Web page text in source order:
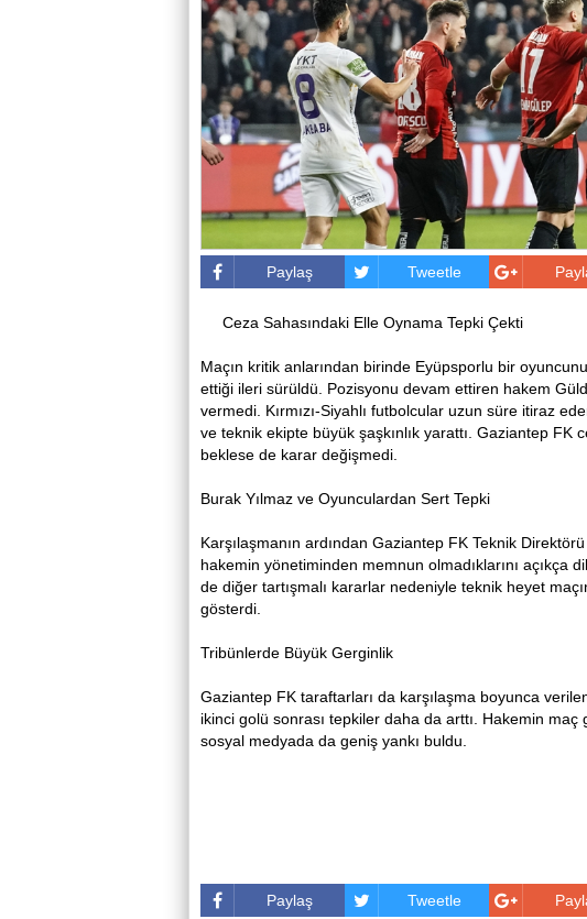
Paylaş Tweetle
Ceza Sahasındaki Elle Oynama Tepki Çekti
Maçın kritik anlarından birinde Eyüpsporlu bir
ettiği ileri sürüldü. Pozisyonu devam ettiren hakem
vermedi. Kırmızı-Siyahlı futbolcular uzun süre itiraz
ve teknik ekipte büyük şaşkınlık yarattı. Gaziantep
beklese de karar değişmedi.
Burak Yılmaz ve Oyunculardan Sert Tepki
Karşılaşmanın ardından Gaziantep FK Teknik
hakemin yönetiminden memnun olmadıklarını açıkça
de diğer tartışmalı kararlar nedeniyle teknik heyet
gösterdi.
Tribünlerde Büyük Gerginlik
Gaziantep FK taraftarları da karşılaşma boyunca
ikinci golü sonrası tepkiler daha da arttı. Hakemin
sosyal medyada da geniş yankı buldu.
Paylaş Tweetle